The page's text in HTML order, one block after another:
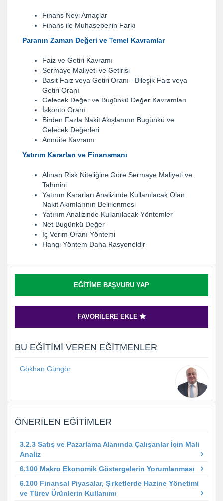
Finans Neyi Amaçlar
Finans ile Muhasebenin Farkı
Paranın Zaman Değeri ve Temel Kavramlar
Faiz ve Getiri Kavramı
Sermaye Maliyeti ve Getirisi
Basit Faiz veya Getiri Oranı –Bileşik Faiz veya
Getiri Oranı
Gelecek Değer ve Bugünkü Değer Kavramları
İskonto Oranı
Birden Fazla Nakit Akışlarının Bugünkü ve
Gelecek Değerleri
Annüite Kavramı
Yatırım Kararları ve Finansmanı
Alınan Risk Niteliğine Göre Sermaye Maliyeti ve
Tahmini
Yatırım Kararları Analizinde Kullanılacak Olan
Nakit Akımlarının Belirlenmesi
Yatırım Analizinde Kullanılacak Yöntemler
Net Bugünkü Değer
İç Verim Oranı Yöntemi
Hangi Yöntem Daha Rasyoneldir
EĞITIME BAŞVURU YAP
FAVORILERE EKLE
BU EĞITIMI VEREN EĞITMENLER
Gökhan Güngör
ÖNERILEN EĞITIMLER
3.2.3 Satış ve Pazarlama Alanında Çalışanlar İçin Mali
Analiz
6.100 Makro Ekonomik Göstergelerin Yorumlanması
6.100 Finansal Piyasalar, Şirketlerde Hazine Yönetimi
ve Türev Ürünlerin Kullanımı